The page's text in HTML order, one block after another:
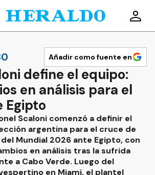
Añadir como fuente en
define el equipo:
en análisis para el
Egipto
Scaloni comenzó a definir el
argentina para el cruce de
Mundial 2026 ante Egipto, con
en análisis tras la sufrida
a Cabo Verde. Luego del
en Miami, el plantel